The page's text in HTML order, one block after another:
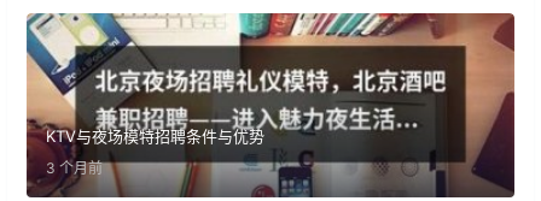
KTV与夜场模特招聘条件与优势
3 个月前